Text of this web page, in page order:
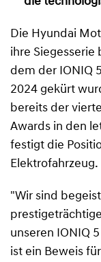
Die Hyundai
ihre Siegesserie
dem der IONIQ
2024 gekürt
bereits der
Awards in den
festigt die
Elektrofahrzeug.
"Wir sind
unseren IONIQ
ist ein Beweis